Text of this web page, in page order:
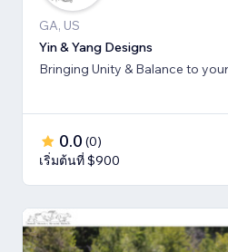
GA, US
Yin & Yang Designs
Bringing Unity & Balance to
0.0 (0)
เริ่มต้นที่ $900